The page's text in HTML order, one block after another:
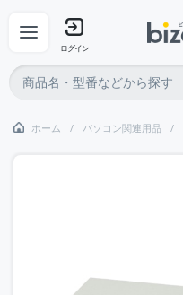
ログイン
ホーム パソコン関連用品